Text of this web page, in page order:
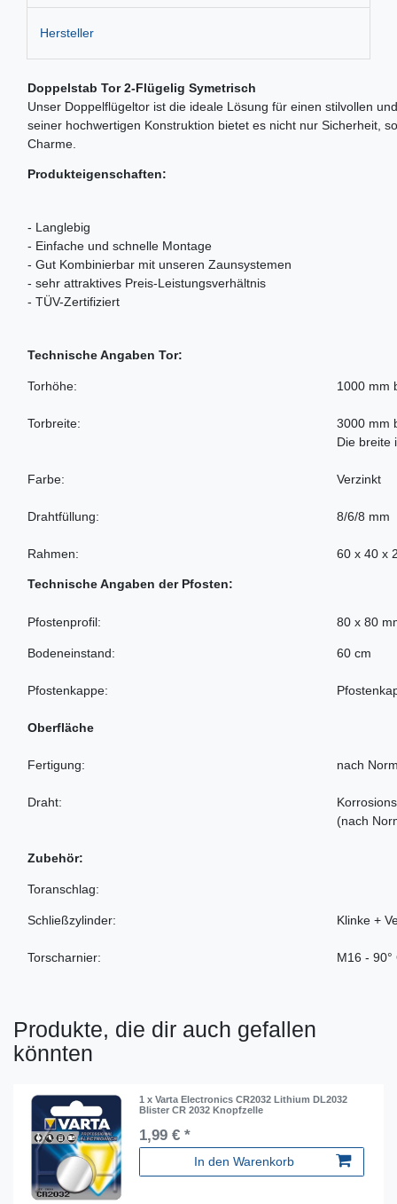
Hersteller
Doppelstab Tor 2-Flügelig Symetrisch
Unser Doppelflügeltor ist die ideale Lösung für einen stilvollen
seiner hochwertigen Konstruktion bietet es nicht nur Sicherheit,
Charme.
Produkteigenschaften:
- Langlebig
- Einfache und schnelle Montage
- Gut Kombinierbar mit unseren Zaunsystemen
- sehr attraktives Preis-Leistungsverhältnis
- TÜV-Zertifiziert
Technische Angaben Tor:
Torhöhe:
Torbreite:
Farbe:
Drahtfüllung:
Rahmen:
1000 mm
3000 mm
Die breite
Verzinkt
8/6/8 mm
60 x 40 x
Technische Angaben der Pfosten:
Pfostenprofil:
Bodeneinstand:
Pfostenkappe:
80 x 80
60 cm
Oberfläche
Fertigung:
Draht:
nach
(nach
Zubehör:
Toranschlag:
Schließzylinder:
Torscharnier:
Klinke +
M16 - 90°
Produkte, die dir auch gefallen
könnten
1 x Varta Electronics CR2032 Lithium DL2032
Blister CR 2032 Knopfzelle
1,99 € *
In den Warenkorb